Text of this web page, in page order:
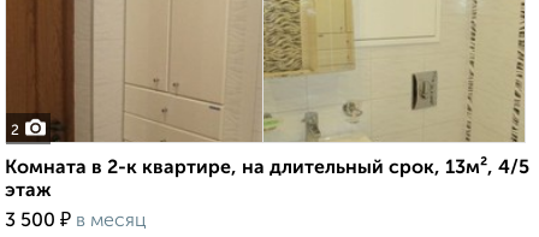
2
Комната в 2-к квартире, на длительный срок, 13м², 4/5
этаж
3 500 ₽ в месяц